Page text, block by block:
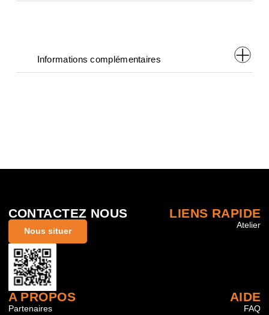
        Informations complémentaires
CONTACTEZ NOUS
Nous situer
LIENS RAPIDE
Atelier
A PROPOS
Partenaires
AIDE
FAQ